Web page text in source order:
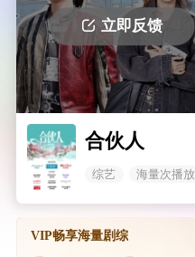
立即反馈
合伙人
综艺 海量次播放
VIP畅享海量剧综